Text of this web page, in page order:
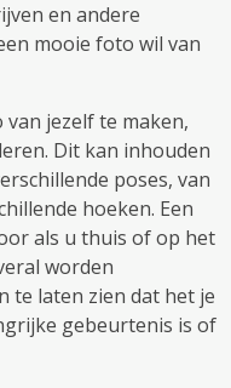
en andere
mooie foto wil van
jezelf te maken,
Dit kan inhouden
poses, van
hoeken. Een
als u thuis of op het
worden
te laten zien dat het je
gebeurtenis is of